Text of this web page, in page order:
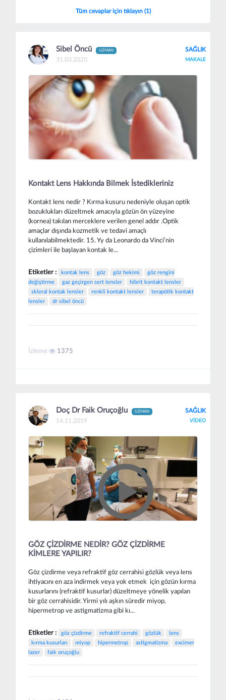
Tüm cevaplar için tıklayın (1)
Sibel Öncü UZMAN
31.03.2020
SAĞLIK
MAKALE
Kontakt Lens Hakkında Bilmek İstedikleriniz
Kontakt lens nedir ? Kırma kusuru nedeniyle oluşan optik
bozuklukları düzeltmek amacıyla gözün ön yüzeyine
(kornea) takılan merceklere verilen genel addır .Optik
amaçlar dışında kozmetik ve tedavi amaçlı
kullanılabilmektedir. 15. Yy da Leonardo da Vinci’nin
çizimleri ile başlayan kontak le...
Etiketler : kontak lens göz göz hekimi
göz rengini
değiştirme
gaz geçirgen sert lensler
hibrit kontakt lensler
skleral kontak lensler
renkli kontakt lensler
terapötik kontakt
lensler
dr sibel öncü
İzleme 1375
Doç Dr Faik Oruçoğlu UZMAN
14.11.2019
SAĞLIK
VİDEO
GÖZ ÇİZDİRME NEDİR? GÖZ ÇİZDİRME
KİMLERE YAPILIR?
Göz çizdirme veya refraktif göz cerrahisi gözlük veya lens
ihtiyacını en aza indirmek veya yok etmek için gözün kırma
kusurlarını (refraktif kusurlar) düzeltmeye yönelik yapılan
bir göz cerrahisidir. Yirmi yılı aşkın süredir miyop,
hipermetrop ve astigmatizma gibi kı...
Etiketler : göz çizdirme refraktif cerrahi gözlük
lens
kırma kusurları
miyop hipermetrop astigmatizma
excimer
lazer
faik oruçoğlu